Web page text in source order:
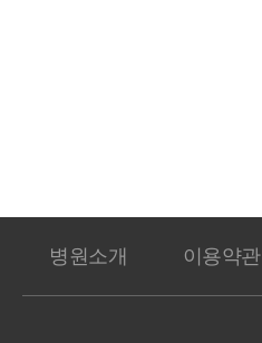
병원소개 이용약관